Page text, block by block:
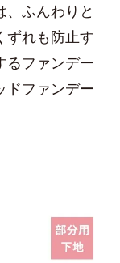
ふんわりと
ずれも防止す
るファンデー
ドファンデー